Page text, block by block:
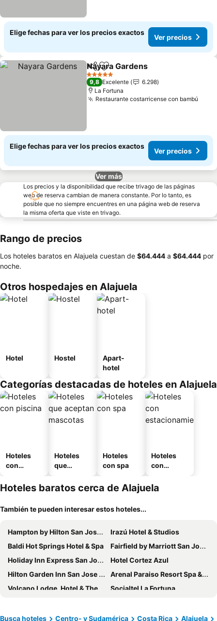
Elige fechas para ver los precios exactos
Ver precios
CompartirAgregar a favoritos
Nayara Gardens
5 Estrellas
9,8 Excelente
6.298
La Fortuna
Restaurante costarricense con bambú
Elige fechas para ver los precios exactos
Ver precios
Ver más
Los precios y la disponibilidad que recibe trivago de las páginas
web de reserva cambian de manera constante. Por lo tanto, es
posible que no siempre encuentres en una página web de reserva
la misma oferta que viste en trivago.
Rango de precios
Los hoteles baratos en Alajuela cuestan de ‎$64.444 a ‎$64.444 por
noche.
Otros hospedajes en Alajuela
Hotel Hostel
Apart-
hotel
Categorías destacadas de hoteles en Alajuela
Hoteles
con
Hoteles
que
mascotas
Hoteles
con spa
Hoteles
con
miento
Hoteles baratos cerca de Alajuela
También te pueden interesar estos hoteles...
Hampton by Hilton San Jose Airport
Irazú Hotel & Studios
Baldi Hot Springs Hotel & Spa
Fairfield by Marriott San Jose Airport Alajuela
Holiday Inn Express San Jose Costa Rica Airport By Ihg
Hotel Cortez Azul
Hilton Garden Inn San Jose Airport City Mall
Arenal Paraiso Resort Spa & Thermo Mineral Hot Springs
Volcano Lodge, Hotel & Thermal Experience
Socialtel La Fortuna
Hotel Roca Negra Del Arenal
Hotel Heliconias Nature Inn & Hot Springs
Busca hoteles Centro- y Sudamérica Costa Rica
Alajuela